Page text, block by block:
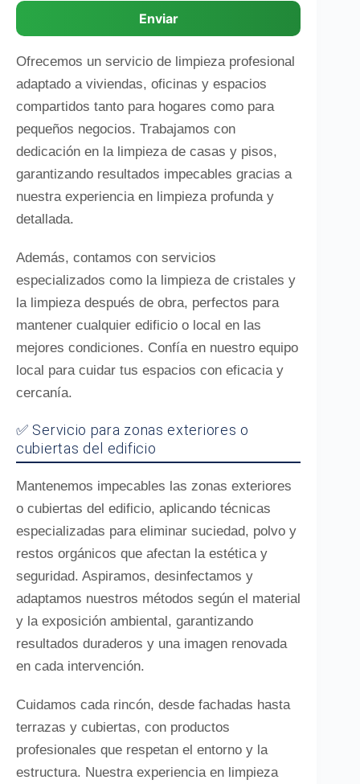
Enviar
Ofrecemos un servicio de limpieza profesional
adaptado a viviendas, oficinas y espacios
compartidos tanto para hogares como para
pequeños negocios. Trabajamos con
dedicación en la limpieza de casas y pisos,
garantizando resultados impecables gracias a
nuestra experiencia en limpieza profunda y
detallada.
Además, contamos con servicios
especializados como la limpieza de cristales y
la limpieza después de obra, perfectos para
mantener cualquier edificio o local en las
mejores condiciones. Confía en nuestro equipo
local para cuidar tus espacios con eficacia y
cercanía.
✅ Servicio para zonas exteriores o
cubiertas del edificio
Mantenemos impecables las zonas exteriores
o cubiertas del edificio, aplicando técnicas
especializadas para eliminar suciedad, polvo y
restos orgánicos que afectan la estética y
seguridad. Aspiramos, desinfectamos y
adaptamos nuestros métodos según el material
y la exposición ambiental, garantizando
resultados duraderos y una imagen renovada
en cada intervención.
Cuidamos cada rincón, desde fachadas hasta
terrazas y cubiertas, con productos
profesionales que respetan el entorno y la
estructura. Nuestra experiencia en limpieza